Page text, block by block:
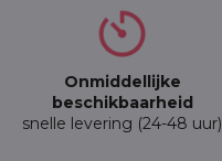
Onmiddellijke
beschikbaarheid
snelle levering (24-48 uur)